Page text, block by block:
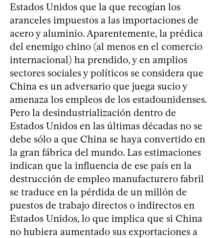
Estados Unidos que la que recogían los
aranceles impuestos a las importaciones de
acero y aluminio. Aparentemente, la prédica
del enemigo chino (al menos en el comercio
internacional) ha prendido, y en amplios
sectores sociales y políticos se considera que
China es un adversario que juega sucio y
amenaza los empleos de los estadounidenses.
Pero la desindustrialización dentro de
Estados Unidos en las últimas décadas no se
debe sólo a que China se haya convertido en
la gran fábrica del mundo. Las estimaciones
indican que la influencia de ese país en la
destrucción de empleo manufacturero fabril
se traduce en la pérdida de un millón de
puestos de trabajo directos o indirectos en
Estados Unidos, lo que implica que si China
no hubiera aumentado sus exportaciones a